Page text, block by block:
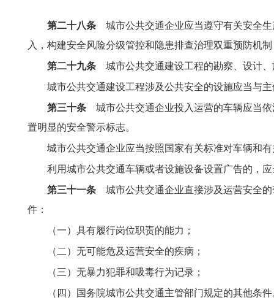
第二十八条 城市公共交通企业应当遵守有关安全
入，构建安全风险分级管控和隐患排查治理双重预防机
第二十九条 城市公共交通建设工程的勘察、设计
城市公共交通建设工程涉及公共安全的设施应当与
第三十条 城市公共交通企业投入运营的车辆应当
置明显的安全警示标志。
城市公共交通企业应当按照国家有关标准对车辆和
利用城市公共交通车辆或者设施设备设置广告的，
第三十一条 城市公共交通企业直接涉及运营安全
件：
（一）具有履行岗位职责的能力；
（二）无可能危及运营安全的疾病；
（三）无暴力犯罪和吸毒行为记录；
（四）国务院城市公共交通主管部门规定的其他条